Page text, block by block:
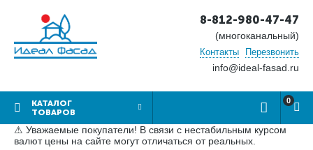
8-812-980-47-47
(многоканальный)
Контакты Перезвонить
info@ideal-fasad.ru
КАТАЛОГ
ТОВАРОВ
0
⚠ Уважаемые покупатели! В связи с нестабильным курсом
валют цены на сайте могут отличаться от реальных.